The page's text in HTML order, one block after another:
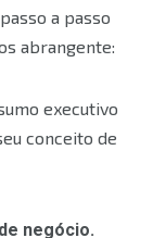
a passo
abrangente:
executivo
conceito de
negócio.